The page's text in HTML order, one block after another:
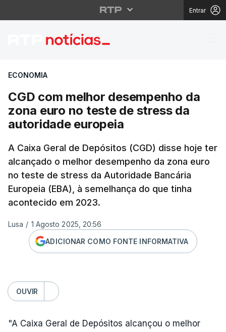
Entrar
CGD com melhor
ECONOMIA
CGD com melhor desempenho da
zona euro no teste de stress da
autoridade europeia
A Caixa Geral de Depósitos (CGD) disse hoje ter
alcançado o melhor desempenho da zona euro
no teste de stress da Autoridade Bancária
Europeia (EBA), à semelhança do que tinha
acontecido em 2023.
Lusa / 1 Agosto 2025, 20:56
ADICIONAR COMO FONTE INFORMATIVA
OUVIR
"A Caixa Geral de Depósitos alcançou o melhor